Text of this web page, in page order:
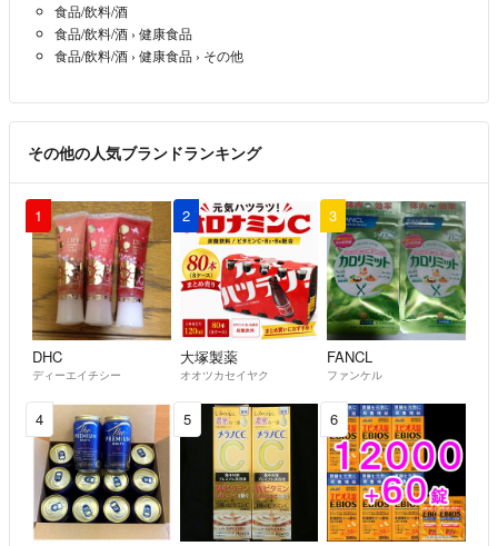
食品/飲料/酒
食品/飲料/酒 › 健康食品
食品/飲料/酒 › 健康食品 › その他
その他の人気ブランドランキング
1
DHC
ディーエイチシー
2
大塚製薬
オオツカセイヤク
3
FANCL
ファンケル
4 5 6